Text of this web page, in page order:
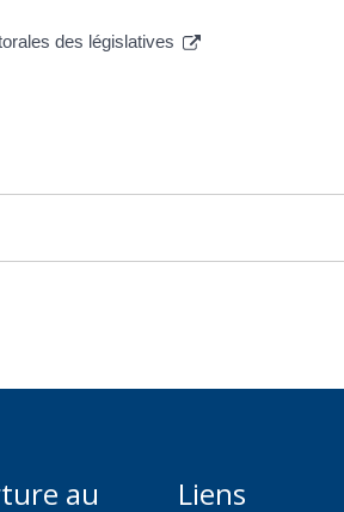
des législatives
au
Liens